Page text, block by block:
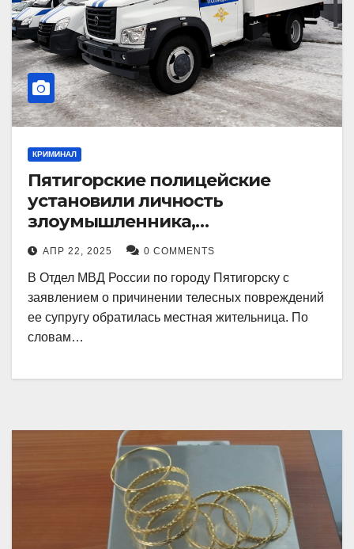
КРИМИНАЛ
Пятигорские полицейские
установили личность
злоумышленника,
причинившего телесные
повреждения местному жителю
АПР 22, 2025 0 COMMENTS
В Отдел МВД России по городу Пятигорску с
заявлением о причинении телесных повреждений
ее супругу обратилась местная жительница. По
словам…